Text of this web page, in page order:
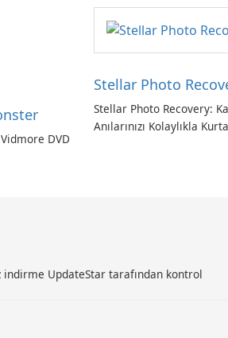
yedekleme
DVD
Stellar Photo
Stellar Photo Recovery:
Anılarınızı Kolaylıkla
UpdateStar tarafından kontrol